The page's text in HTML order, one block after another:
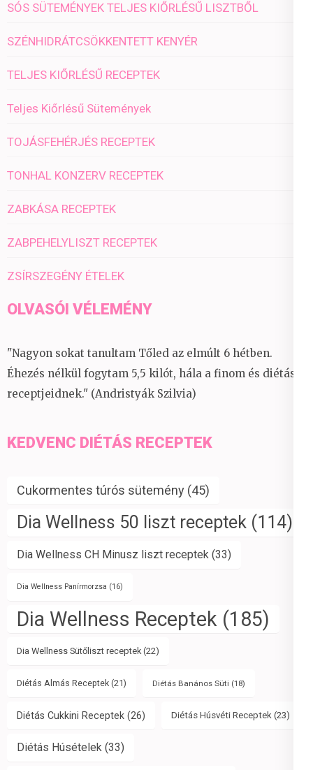
SÓS SÜTEMÉNYEK TELJES KIŐRLÉSŰ LISZTBŐL
SZÉNHIDRÁTCSÖKKENTETT KENYÉR
TELJES KIŐRLÉSŰ RECEPTEK
Teljes Kiőrlésű Sütemények
TOJÁSFEHÉRJÉS RECEPTEK
TONHAL KONZERV RECEPTEK
ZABKÁSA RECEPTEK
ZABPEHELYLISZT RECEPTEK
ZSÍRSZEGÉNY ÉTELEK
OLVASÓI VÉLEMÉNY
"Nagyon sokat tanultam Tőled az elmúlt 6 hétben.
Éhezés nélkül fogytam 5,5 kilót, hála a finom és diétás
receptjeidnek." (Andristyák Szilvia)
KEDVENC DIÉTÁS RECEPTEK
Cukormentes túrós sütemény (45)
Dia Wellness 50 liszt receptek (114)
Dia Wellness CH Minusz liszt receptek (33)
Dia Wellness Panírmorzsa (16)
Dia Wellness Receptek (185)
Dia Wellness Sütőliszt receptek(22)
Diétás Almás Receptek (21) Diétás Banános Süti (18)
Diétás Cukkini Receptek (26) Diétás Húsvéti Receptek (23)
Diétás Húsételek (33)